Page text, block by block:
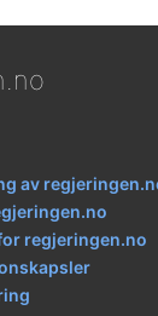
av
regjeringen.no